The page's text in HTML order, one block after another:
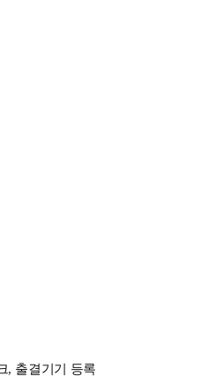
, 출결기기 등록